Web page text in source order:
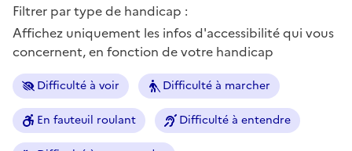
Filtrer par type de handicap :
Affichez uniquement les infos d'accessibilité qui vous
concernent, en fonction de votre handicap
Difficulté à voir Difficulté à marcher
En fauteuil roulant Difficulté à entendre